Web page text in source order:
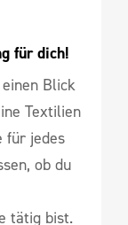
für dich!
Blick
Textilien
für jedes
ob du
tätig bist.